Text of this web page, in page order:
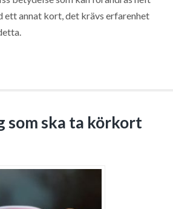
ett annat kort, det krävs erfarenhet
som ska ta körkort